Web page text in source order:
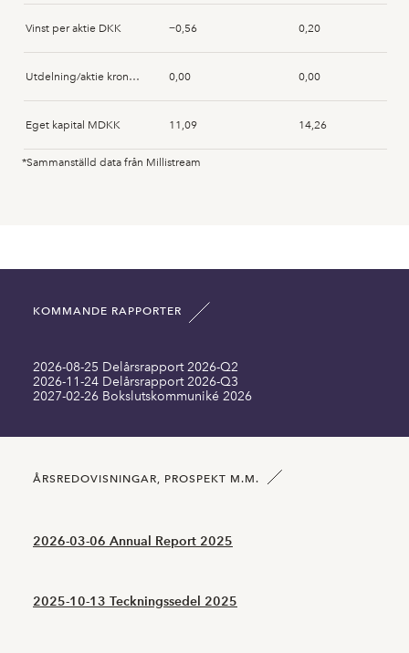
Vinst per aktie DKK −0,56 0,20
Utdelning/aktie kronor DKK 0,00 0,00
Eget kapital MDKK 11,09 14,26
Omsättningstillgångar MDKK 63,99 63,64
Summa tillgångar MDKK 74,38
Långfristiga skulder inklusive MDKK 14,31
*Sammanställd data från Millistream
KOMMANDE RAPPORTER
2026-08-25 Delårsrapport 2026-Q2
2026-11-24 Delårsrapport 2026-Q3
2027-02-26 Bokslutskommuniké 2026
ÅRSREDOVISNINGAR, PROSPEKT M.M.
2026-03-06 Annual Report 2025
2025-10-13 Teckningssedel 2025